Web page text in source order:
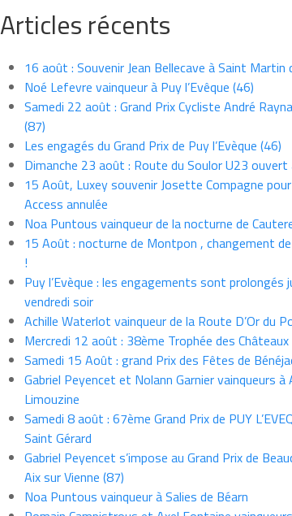
Articles récents
16 août : Souvenir Jean Bellecave à Saint Martin
Noé Lefevre vainqueur à Puy l’Evêque (46)
Samedi 22 août : Grand Prix Cycliste André
(87)
Les engagés du Grand Prix de Puy l’Evèque (46)
Dimanche 23 août : Route du Soulor U23 ouvert
15 Août, Luxey souvenir Josette Compagne
Access annulée
Noa Puntous vainqueur de la nocturne de
15 Août : nocturne de Montpon , changement
!
Puy l’Evèque : les engagements sont prolongés
vendredi soir
Achille Waterlot vainqueur de la Route D’Or du
Mercredi 12 août : 38ème Trophée des Châteaux
Samedi 15 Août : grand Prix des Fêtes de
Gabriel Peyencet et Nolann Garnier vainqueurs à
Limouzine
Samedi 8 août : 67ème Grand Prix de PUY
Saint Gérard
Gabriel Peyencet s’impose au Grand Prix de
Aix sur Vienne (87)
Noa Puntous vainqueur à Salies de Béarn